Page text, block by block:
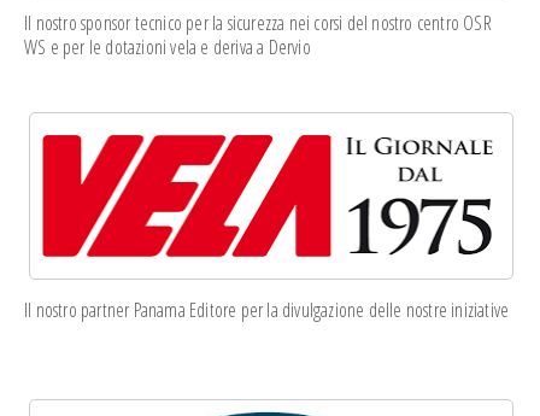
Il nostro sponsor tecnico per la sicurezza nei corsi del nostro centro OSR
WS e per le dotazioni vela e deriva a Dervio
Il nostro partner Panama Editore per la divulgazione delle nostre iniziative